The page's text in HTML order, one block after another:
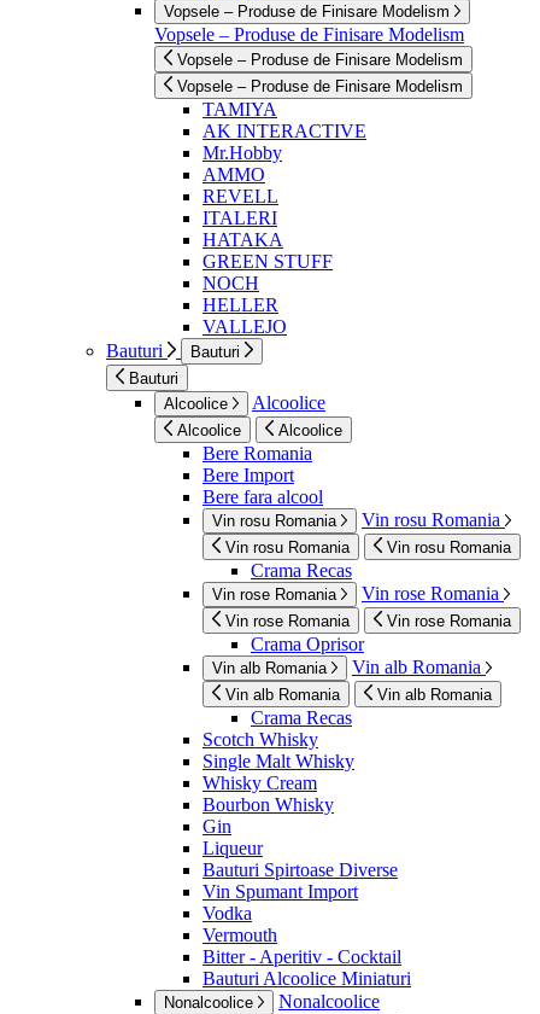
Vopsele – Produse de Finisare Modelism
Vopsele – Produse de Finisare Modelism
Vopsele – Produse de Finisare Modelism
Vopsele – Produse de Finisare Modelism
TAMIYA
AK INTERACTIVE
Mr.Hobby
AMMO
REVELL
ITALERI
HATAKA
GREEN STUFF
NOCH
HELLER
VALLEJO
Bauturi
Bauturi
Bauturi
Alcoolice
Alcoolice
Alcoolice Alcoolice
Bere Romania
Bere Import
Bere fara alcool
Vin rosu Romania Vin rosu Romania
Vin rosu Romania Vin rosu Romania
Crama Recas
Vin rose Romania Vin rose Romania
Vin rose Romania Vin rose Romania
Crama Oprisor
Vin alb Romania Vin alb Romania
Vin alb Romania Vin alb Romania
Crama Recas
Scotch Whisky
Single Malt Whisky
Whisky Cream
Bourbon Whisky
Gin
Liqueur
Bauturi Spirtoase Diverse
Vin Spumant Import
Vodka
Vermouth
Bitter - Aperitiv - Cocktail
Bauturi Alcoolice Miniaturi
Nonalcoolice Nonalcoolice